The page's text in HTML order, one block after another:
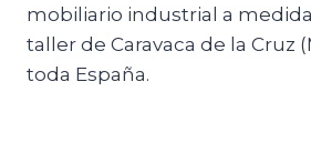
mobiliario industrial a
taller de Caravaca de la Cruz
toda España.